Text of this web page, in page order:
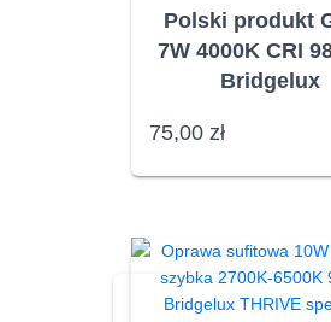
Polski produkt
7W 4000K CRI
Bridgelux
75,00 zł